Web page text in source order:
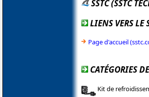
SSTC (SSTC
LIENS VERS LE
Page d'accueil
CATÉGORIES
Kit de